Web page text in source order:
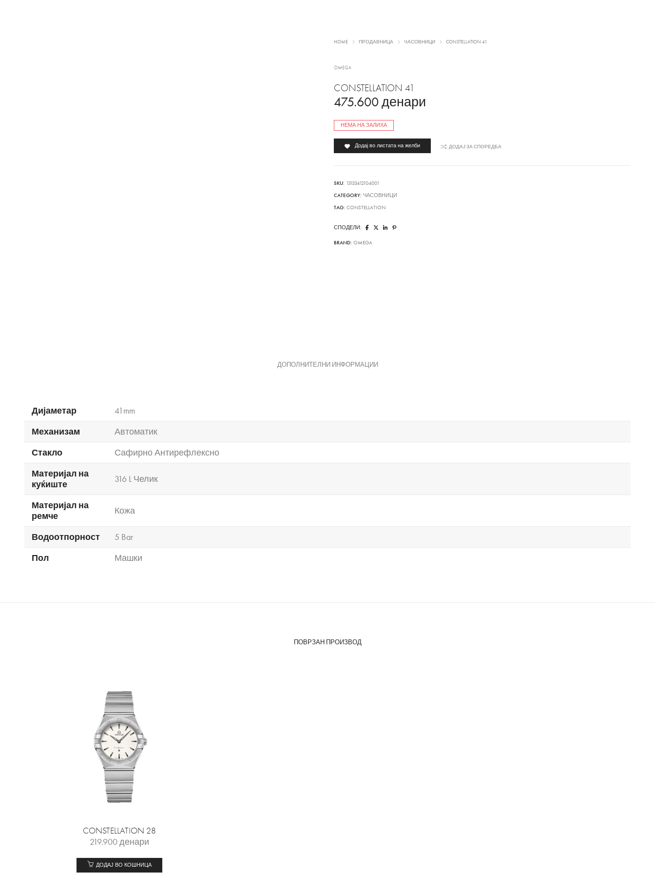
HOME ПРОДАВНИЦА ЧАСОВНИЦИ CONSTELLATION 41
OMEGA
CONSTELLATION 41
475.600денари
НЕМА НА ЗАЛИХА
Додај во листата на желби ДОДАЈ ЗА СПОРЕДБА
SKU: 13133412104001
CATEGORY: ЧАСОВНИЦИ
TAG:CONSTELLATION
СПОДЕЛИ:
BRAND:OMEGA
ДОПОЛНИТЕЛНИ ИНФОРМАЦИИ
Дијаметар
41mm
Механизам
Автоматик
Стакло
Сафирно Антирефлексно
Материјал на
куќиште
316 L Челик
Материјал на
ремче
Кожа
Водоотпорност
5 Bar
Пол
Машки
ПОВРЗАН ПРОИЗВОД
CONSTELLATION 28
219.900денари
ДОДАЈ ВО КОШНИЦА